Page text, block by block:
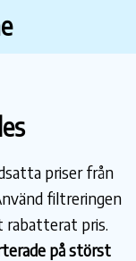
priser från
filtreringen
pris.
på störst